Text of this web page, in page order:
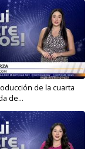
de la cuarta
de...